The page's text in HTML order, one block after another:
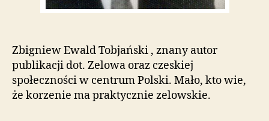
Zbigniew Ewald Tobjański , znany autor
publikacji dot. Zelowa oraz czeskiej
społeczności w centrum Polski. Mało, kto wie,
że korzenie ma praktycznie zelowskie.